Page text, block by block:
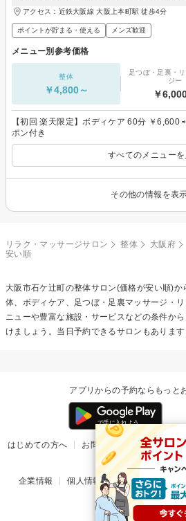
アクセス：近鉄大阪線 大阪上本町駅 徒歩4分
ポイントが貯まる・使える メンズ歓迎
メニュー別参考価格
整体
￥4,800～
足つぼ・足裏・
ジー
￥
【初回 楽天限定】ボディケア 60分 ￥6,600 ⇨￥4,800 クー
ポン付き
すべてのメニューを
その他の情報を表
リラク・マッサージサロン 整体 大阪府
安い順
大阪市石ケ辻町の整体サロン(価格が安い順)か
体、ボディケア、足つぼ・足裏マッサージ・
ニューや豊富な施設・サービスなどの条件か
けましょう。当日予約できるサロンもあります
アプリからの予約ならもっと
はじめての方へ お問い合わせ ヘルプ
掲載ご希望のサロン様
企業情報 個人情報保護方針 楽天のサ
© Rakuten